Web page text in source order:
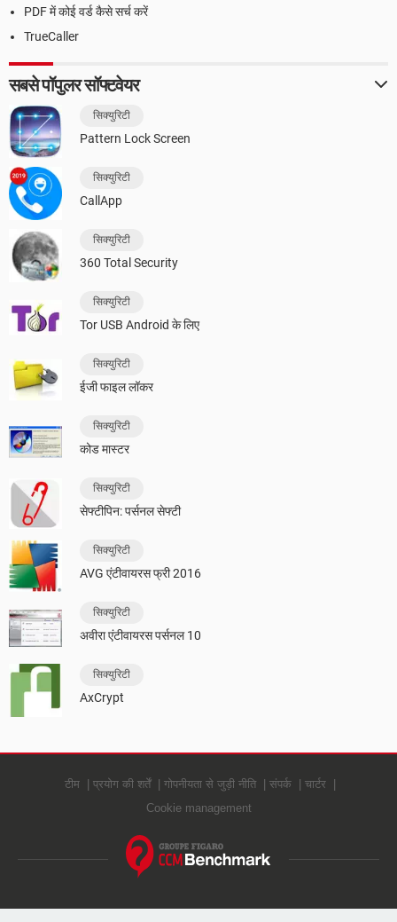
PDF में कोई वर्ड कैसे सर्च करें
TrueCaller
सबसे पॉपुलर सॉफ्टवेयर
सिक्युरिटी
Pattern Lock Screen
सिक्युरिटी
CallApp
सिक्युरिटी
360 Total Security
सिक्युरिटी
Tor USB Android के लिए
सिक्युरिटी
ईजी फाइल लॉकर
सिक्युरिटी
कोड मास्टर
सिक्युरिटी
सेफ्टीपिन: पर्सनल सेफ्टी
सिक्युरिटी
AVG एंटीवायरस फ्री 2016
सिक्युरिटी
अवीरा एंटीवायरस पर्सनल 10
सिक्युरिटी
AxCrypt
टीम प्रयोग की शर्तें गोपनीयता से जुड़ी नीति संपर्क
चार्टर
Cookie management